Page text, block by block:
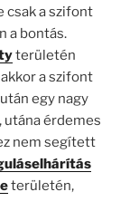
csak a szifont
a bontás.
területén
a szifont
egy nagy
utána érdemes
nem segített
területén,